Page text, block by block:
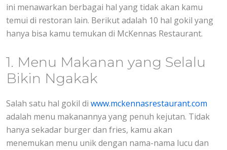
ini menawarkan berbagai hal yang tidak akan kamu
temui di restoran lain. Berikut adalah 10 hal gokil yang
hanya bisa kamu temukan di McKennas Restaurant.
1. Menu Makanan yang Selalu
Bikin Ngakak
Salah satu hal gokil di www.mckennasrestaurant.com
adalah menu makanannya yang penuh kejutan. Tidak
hanya sekadar burger dan fries, kamu akan
menemukan menu unik dengan nama-nama lucu dan